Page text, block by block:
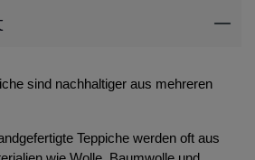
sind nachhaltiger aus mehreren
Teppiche werden oft aus